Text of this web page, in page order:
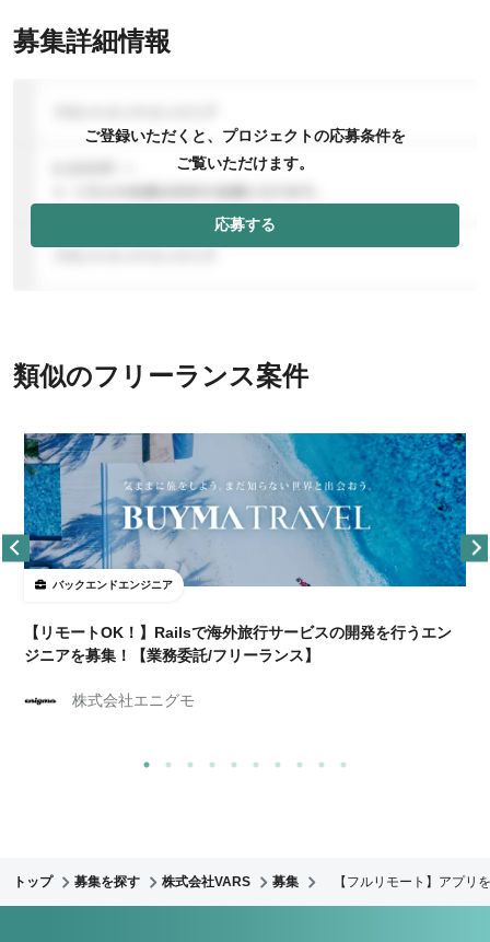
募集詳細情報
ご登録いただくと、プロジェクトの応募条件を
ご覧いただけます。
応募する
類似のフリーランス案件
バックエンドエンジニア
【リモートOK！】Railsで海外旅行サービスの開発を行うエン
ジニアを募集！【業務委託/フリーランス】
株式会社エニグモ
トップ 募集を探す 株式会社VARS 募集 【フルリモート】アプリ